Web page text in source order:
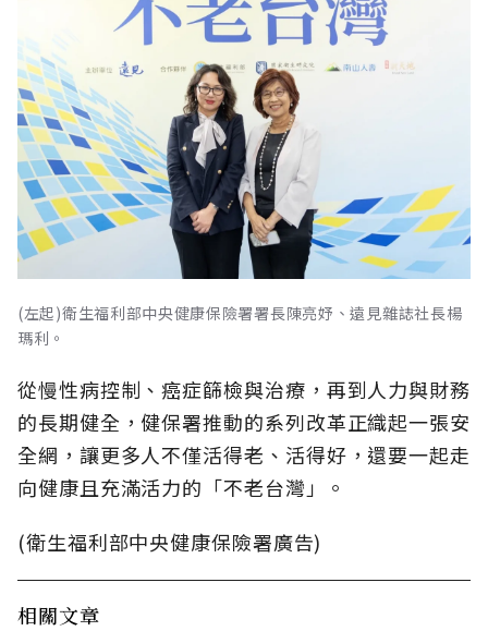
(左起)衛生福利部中央健康保險署署長陳亮妤、遠見雜誌社長楊
瑪利。
從慢性病控制、癌症篩檢與治療，再到人力與財務
的長期健全，健保署推動的系列改革正織起一張安
全網，讓更多人不僅活得老、活得好，還要一起走
向健康且充滿活力的「不老台灣」。
(衛生福利部中央健康保險署廣告)
相關文章